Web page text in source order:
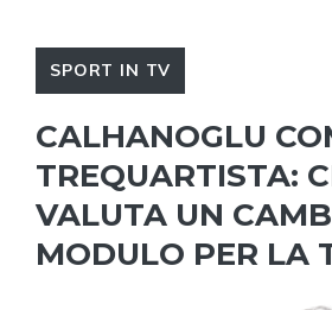
SPORT IN TV
CALHANOGLU
TREQUARTISTA:
VALUTA UN
MODULO PER LA